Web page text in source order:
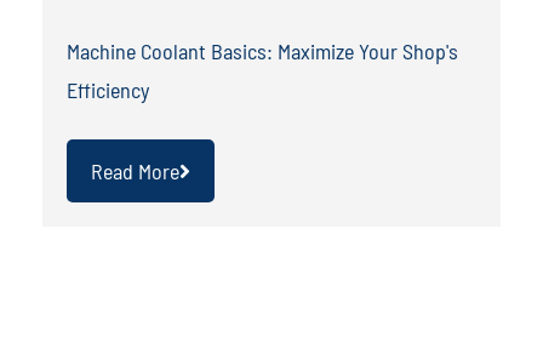
Machine Coolant Basics: Maximize Your Shop's
Efficiency
Read More